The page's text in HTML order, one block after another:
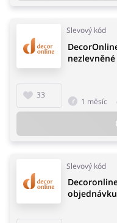
Slevový kód
33
1 měsíc
Slevový kód